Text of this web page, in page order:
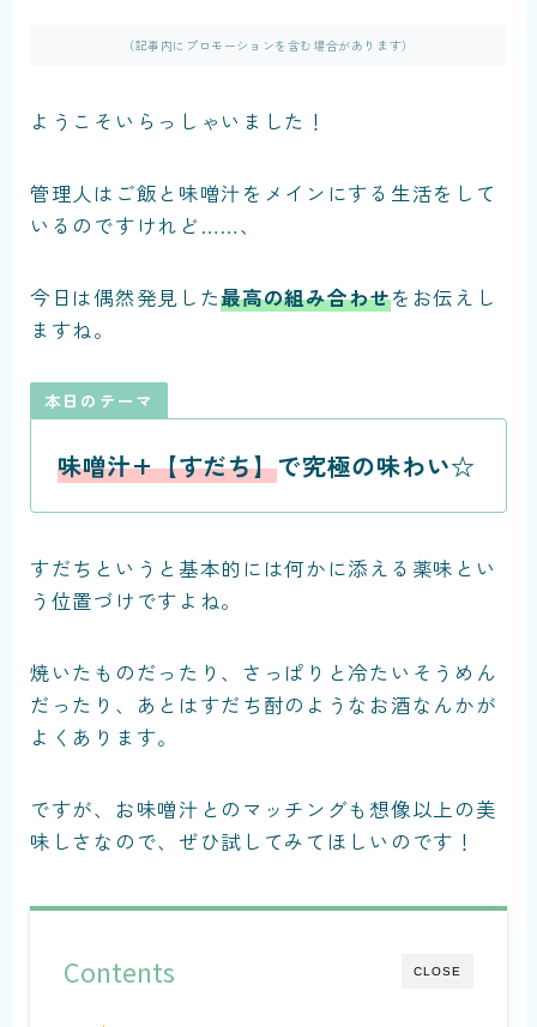
（記事内にプロモーションを含む場合があります）
ようこそいらっしゃいました！
管理人はご飯と味噌汁をメインにする生活をして
いるのですけれど……、
今日は偶然発見した最高の組み合わせをお伝えし
ますね。
本日のテーマ
味噌汁+【すだち】で究極の味わい☆
すだちというと基本的には何かに添える薬味とい
う位置づけですよね。
焼いたものだったり、さっぱりと冷たいそうめん
だったり、あとはすだち酎のようなお酒なんかが
よくあります。
ですが、お味噌汁とのマッチングも想像以上の美
味しさなので、ぜひ試してみてほしいのです！
CLOSE
Contents